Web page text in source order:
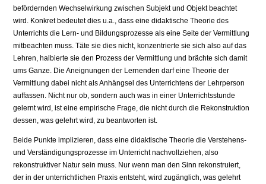
befördernden Wechselwirkung zwischen Subjekt und Objekt beachtet
wird. Konkret bedeutet dies u.a., dass eine didaktische Theorie des
Unterrichts die Lern- und Bil­dungsprozesse als eine Seite der Vermittlung
mitbeachten muss. Täte sie dies nicht, konzentrierte sie sich also auf das
Lehren, halbierte sie den Prozess der Vermittlung und brächte sich damit
ums Ganze. Die Aneignungen der Lernen­den darf eine Theorie der
Vermittlung dabei nicht als Anhängsel des Unterrich­tens der Lehrperson
auffassen. Nicht nur ob, sondern auch was in einer Unter­richtsstunde
gelernt wird, ist eine empirische Frage, die nicht durch die Rekon­struktion
dessen, was gelehrt wird, zu beantworten ist.
Beide Punkte implizieren, dass eine didaktische Theorie die Verstehens-
und Verständigungsprozesse im Unterricht nachvollziehen, also
rekonstruk­tiver Natur sein muss. Nur wenn man den Sinn rekonstruiert,
der in der unter­richtlichen Praxis entsteht, wird zugänglich, was gelehrt